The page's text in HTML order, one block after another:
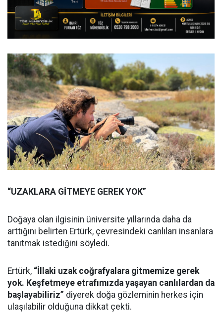
“UZAKLARA GİTMEYE GEREK YOK”
Doğaya olan ilgisinin üniversite yıllarında daha da
arttığını belirten Ertürk, çevresindeki canlıları insanlara
tanıtmak istediğini söyledi.
Ertürk, “İllaki uzak coğrafyalara gitmemize gerek
yok. Keşfetmeye etrafımızda yaşayan canlılardan da
başlayabiliriz” diyerek doğa gözleminin herkes için
ulaşılabilir olduğuna dikkat çekti.